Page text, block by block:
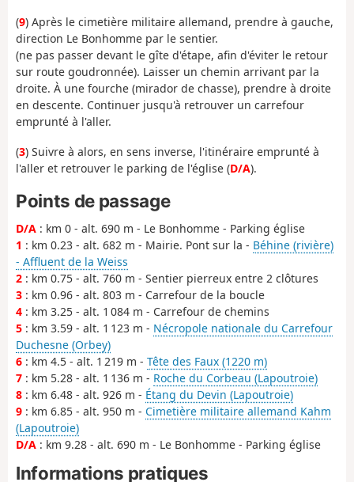
(9) Après le cimetière militaire allemand, prendre à gauche,
direction Le Bonhomme par le sentier.
(ne pas passer devant le gîte d'étape, afin d'éviter le retour
sur route goudronnée). Laisser un chemin arrivant par la
droite. À une fourche (mirador de chasse), prendre à droite
en descente. Continuer jusqu'à retrouver un carrefour
emprunté à l'aller.
(3) Suivre à alors, en sens inverse, l'itinéraire emprunté à
l'aller et retrouver le parking de l'église (D/A).
Points de passage
D/A : km 0 - alt. 690 m - Le Bonhomme - Parking église
1 : km 0.23 - alt. 682 m - Mairie. Pont sur la - Béhine (rivière)
- Affluent de la Weiss
2 : km 0.75 - alt. 760 m - Sentier pierreux entre 2 clôtures
3 : km 0.96 - alt. 803 m - Carrefour de la boucle
4 : km 3.25 - alt. 1 084 m - Carrefour de chemins
5 : km 3.59 - alt. 1 123 m - Nécropole nationale du Carrefour
Duchesne (Orbey)
6 : km 4.5 - alt. 1 219 m - Tête des Faux (1220 m)
7 : km 5.28 - alt. 1 136 m - Roche du Corbeau (Lapoutroie)
8 : km 6.48 - alt. 926 m - Étang du Devin (Lapoutroie)
9 : km 6.85 - alt. 950 m - Cimetière militaire allemand Kahm
(Lapoutroie)
D/A : km 9.28 - alt. 690 m - Le Bonhomme - Parking église
Informations pratiques